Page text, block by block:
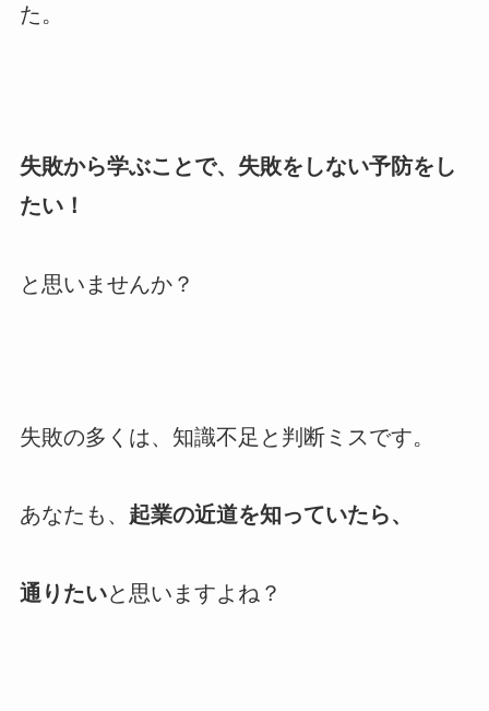
た。
失敗から学ぶことで、失敗をしない予防をし
たい！
と思いませんか？
失敗の多くは、知識不足と判断ミスです。
あなたも、 起業の近道を知っていたら、
通りたいと思いますよね？